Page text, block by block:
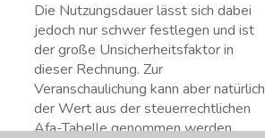
Die Nutzungsdauer lässt sich dabei
jedoch nur schwer festlegen und ist
der große Unsicherheitsfaktor in
dieser Rechnung. Zur
Veranschaulichung kann aber natürlich
der Wert aus der steuerrechtlichen
Afa-Tabelle genommen werden.